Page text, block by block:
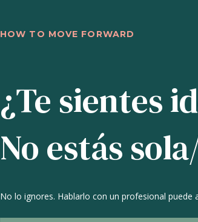
HOW TO MOVE FORWARD
¿Te sientes
No estás
No lo ignores. Hablarlo con un profesional puede